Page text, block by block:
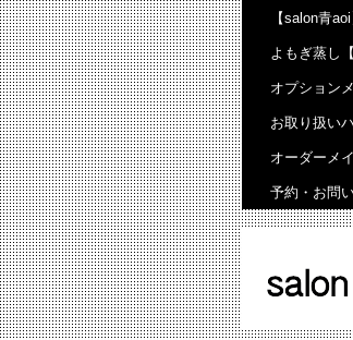
【salon青
よもぎ蒸し
オプション
お取り扱い
オーダーメ
予約・お問